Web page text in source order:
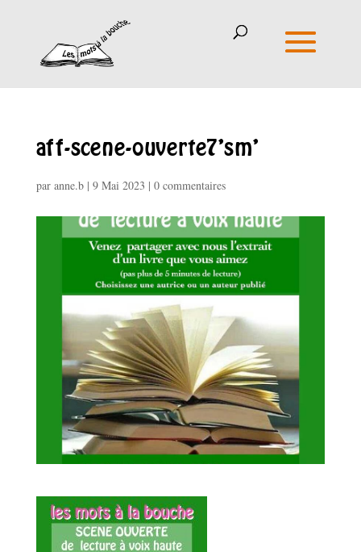
aff-scene-ouverte7’sm’
par anne.b| 9 Mai 2023 | 0 commentaires